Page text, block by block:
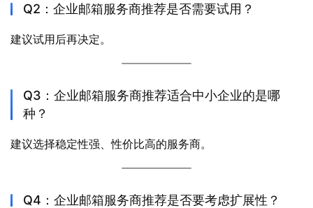
Q2：企业邮箱服务商推荐是否需要试用？
建议试用后再决定。
Q3：企业邮箱服务商推荐适合中小企业的是哪
种？
建议选择稳定性强、性价比高的服务商。
Q4：企业邮箱服务商推荐是否要考虑扩展性？